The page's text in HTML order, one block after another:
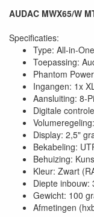
AUDAC MWX65/W
Specificaties:
Type: All-in-
Toepassing:
Phantom
Ingangen: 1x
Aansluiting: 8-
Digitale
Display: 2,5"
Bekabeling:
Behuizing:
Kleur: Zwart
Diepte inbouw:
Gewicht: 100
Afmetingen